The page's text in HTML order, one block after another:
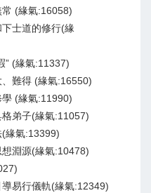
(緣氣:16058)
士道的修行(緣
” (緣氣:11337)
難得 (緣氣:16550)
(緣氣:11990)
弟子(緣氣:11057)
緣氣:13399)
淵源(緣氣:10478)
易行儀軌(緣氣:12349)